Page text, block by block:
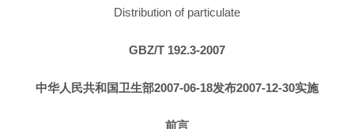
Distribution of particulate
GBZ/T 192.3-2007
中华人民共和国卫生部2007-06-18发布2007-12-30实施
前言